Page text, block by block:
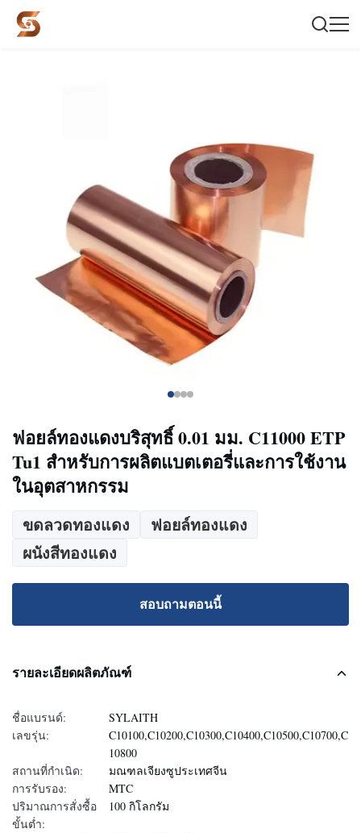
ฟอยล์ทองแดงบริสุทธิ์ 0.01 มม. C11000 ETP
Tu1 สำหรับการผลิตแบตเตอรี่และการใช้งาน
ในอุตสาหกรรม
ขดลวดทองแดง
ฟอยล์ทองแดง
ผนังสีทองแดง
สอบถามตอนนี้
รายละเอียดผลิตภัณฑ์
ชื่อแบรนด์:
SYLAITH
เลขรุ่น:
C10100,C10200,C10300,C10400,C10500,C10700,C
10800
สถานที่กำเนิด:
มณฑลเจียงซูประเทศจีน
การรับรอง:
MTC
ปริมาณการสั่งซื้อ
ขั้นต่ำ:
100 กิโลกรัม